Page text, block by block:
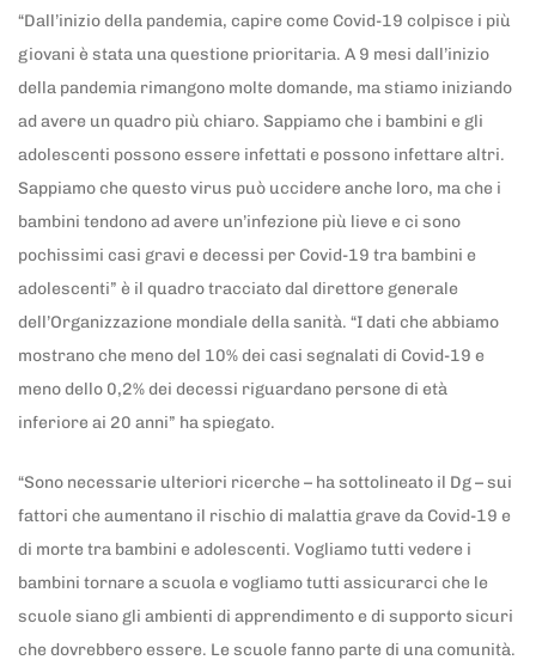
“Dall’inizio della pandemia, capire come Covid-19 colpisce i più
giovani è stata una questione prioritaria. A 9 mesi dall’inizio
della pandemia rimangono molte domande, ma stiamo iniziando
ad avere un quadro più chiaro. Sappiamo che i bambini e gli
adolescenti possono essere infettati e possono infettare altri.
Sappiamo che questo virus può uccidere anche loro, ma che i
bambini tendono ad avere un’infezione più lieve e ci sono
pochissimi casi gravi e decessi per Covid-19 tra bambini e
adolescenti” è il quadro tracciato dal direttore generale
dell’Organizzazione mondiale della sanità. “I dati che abbiamo
mostrano che meno del 10% dei casi segnalati di Covid-19 e
meno dello 0,2% dei decessi riguardano persone di età
inferiore ai 20 anni” ha spiegato.
“Sono necessarie ulteriori ricerche – ha sottolineato il Dg – sui
fattori che aumentano il rischio di malattia grave da Covid-19 e
di morte tra bambini e adolescenti. Vogliamo tutti vedere i
bambini tornare a scuola e vogliamo tutti assicurarci che le
scuole siano gli ambienti di apprendimento e di supporto sicuri
che dovrebbero essere. Le scuole fanno parte di una comunità.